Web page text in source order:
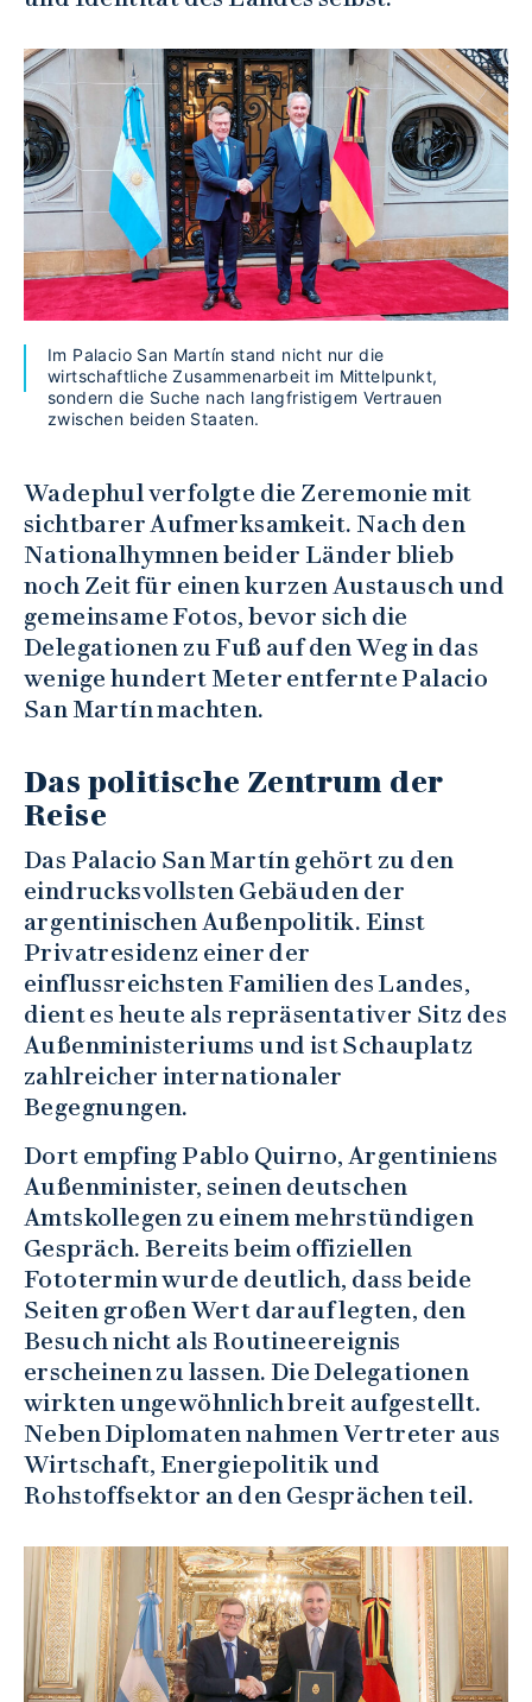
Im Palacio San Martín stand nicht nur die
wirtschaftliche Zusammenarbeit im Mittelpunkt,
sondern die Suche nach langfristigem Vertrauen
zwischen beiden Staaten.
Wadephul verfolgte die Zeremonie mit
sichtbarer Aufmerksamkeit. Nach den
Nationalhymnen beider Länder blieb
noch Zeit für einen kurzen Austausch und
gemeinsame Fotos, bevor sich die
Delegationen zu Fuß auf den Weg in das
wenige hundert Meter entfernte Palacio
San Martín machten.
Das politische Zentrum der
Reise
Das Palacio San Martín gehört zu den
eindrucksvollsten Gebäuden der
argentinischen Außenpolitik. Einst
Privatresidenz einer der
einflussreichsten Familien des Landes,
dient es heute als repräsentativer Sitz des
Außenministeriums und ist Schauplatz
zahlreicher internationaler
Begegnungen.
Dort empfing Pablo Quirno, Argentiniens
Außenminister, seinen deutschen
Amtskollegen zu einem mehrstündigen
Gespräch. Bereits beim offiziellen
Fototermin wurde deutlich, dass beide
Seiten großen Wert darauf legten, den
Besuch nicht als Routineereignis
erscheinen zu lassen. Die Delegationen
wirkten ungewöhnlich breit aufgestellt.
Neben Diplomaten nahmen Vertreter aus
Wirtschaft, Energiepolitik und
Rohstoffsektor an den Gesprächen teil.